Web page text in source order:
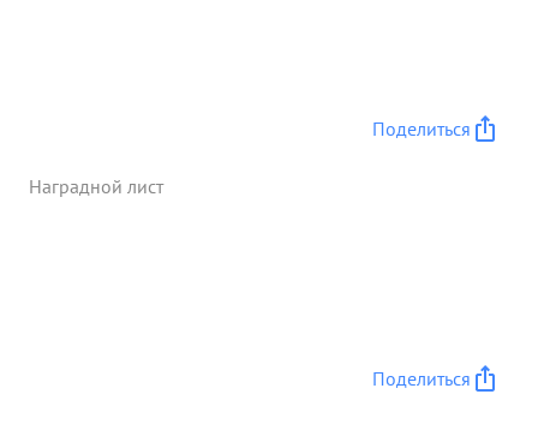
Поделиться
Наградной лист
Поделиться